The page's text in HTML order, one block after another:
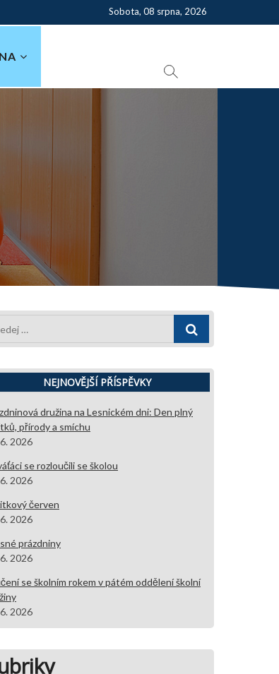
Sobota, 08 srpna, 2026
Hledej
NEJNOVĚJŠÍ PŘÍSPĚVKY
družina na Lesnickém dni: Den plný
přírody a smíchu
2026
se rozloučili se školou
2026
červen
2026
prázdniny
2026
se školním rokem v pátém oddělení školní
2026